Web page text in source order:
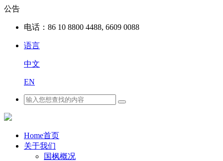
公告
电话： 86 10 8800 4488, 6609 0088
语言
中文
EN
Home首页
关于我们
国枫概况